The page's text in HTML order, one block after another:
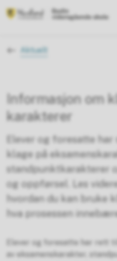
Du er her:
Aktuelt
Informasjon om
karakterer
Elever og foresatte
klage på
standpunktkarakterer
og oppførsel. Les
hvordan du kan bruke
hva prosessen
Elever og foresatte har rett
av eksamenskarakter,